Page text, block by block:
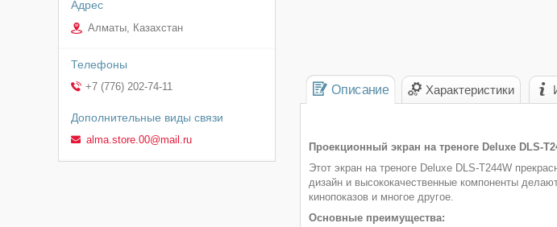
Описание Характеристики
Проекционный экран на треноге Deluxe DLS-
Этот экран на треноге Deluxe DLS-T244W
дизайн и высококачественные компоненты
кинопоказов и многое другое.
Основные преимущества:
Алматы, Казахстан
+7 (776) 202-74-11
alma.store.00@mail.ru